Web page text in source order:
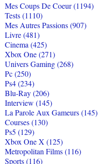
Mes Coups De Coeur (1194)
Tests (1110)
Mes Autres Passions (907)
Livre (481)
Cinema (425)
Xbox One (271)
Univers Gaming (268)
Pc (250)
Ps4 (234)
Blu-Ray (206)
Interview (145)
La Parole Aux Gameurs (145)
Courses (130)
Ps5 (129)
Xbox One X (125)
Metropolitan Films (116)
Sports (116)